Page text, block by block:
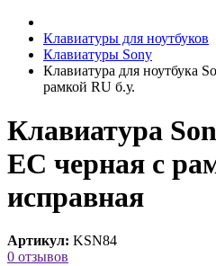
Клавиатуры для ноутбуков
Клавиатуры Sony
Клавиатура для ноутбука
рамкой RU б.у.
Клавиатура
EC черная с
исправная
Артикул: KSN84
0 отзывов